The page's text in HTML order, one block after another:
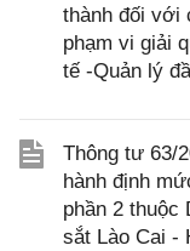
thành đối với
phạm vi giải
tế -Quản lý
Thông tư 63/
hành định
phần 2 thuộc
sắt Lào Cai -